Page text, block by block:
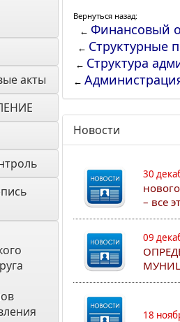
акты
Вернуться назад:
← Финансовый
← Структурные
← Структура
←
Новости
30
– все
09
18